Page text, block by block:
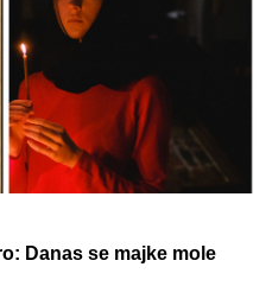
Danas se majke mole